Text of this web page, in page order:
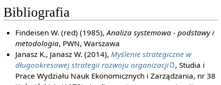
Bibliografia
Findeisen W. (red) (1985),Analiza systemowa - podstawy i
metodologia, PWN, Warszawa
Janasz K., Janasz W. (2014),Myślenie strategiczne w
długookresowej strategii rozwoju organizacji
, Studia i
Prace Wydziału Nauk Ekonomicznych i Zarządzania, nr 38